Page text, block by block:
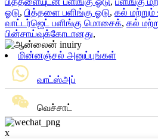
ஓடு, பித்தளை பளிங்கு ஓடு, கல்
வாட்டர்ஜெட் பளிங்கு மொசைக், கல்
பின்சாய்வுக்கோடானது,
மின்னஞ்சல் அனுப்புங்கள்
வாட்ஸ்அப்
வெச்சாட்
x